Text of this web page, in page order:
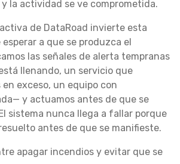
la actividad se ve comprometida.
de DataRoad invierte esta
a que se produzca el
las señales de alerta tempranas
llenando, un servicio que
exceso, un equipo con
y actuamos antes de que se
sistema nunca llega a fallar porque
antes de que se manifieste.
apagar incendios y evitar que se